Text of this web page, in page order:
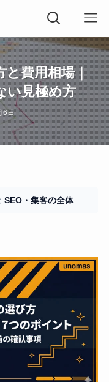
と費用相場｜
い見極め方
6日
SEO・集客の全体像もご覧ください